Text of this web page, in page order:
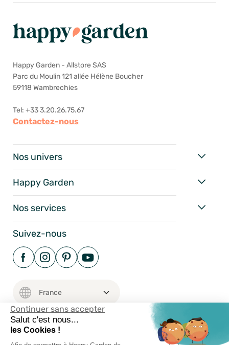
Continuer sans accepter
Salut c'est nous...
les Cookies !
Happy Garden - Allstore SAS
Parc du Moulin 121 allée Hélène Boucher
59118 Wambrechies
Tel: +33 3.20.26.75.67
Contactez-nous
Nos univers
Happy Garden
Nos services
Suivez-nous
Mentions Légales